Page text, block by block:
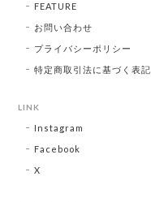
FEATURE
お問い合わせ
プライバシーポリシー
特定商取引法に基づく表記
LINK
Instagram
Facebook
X